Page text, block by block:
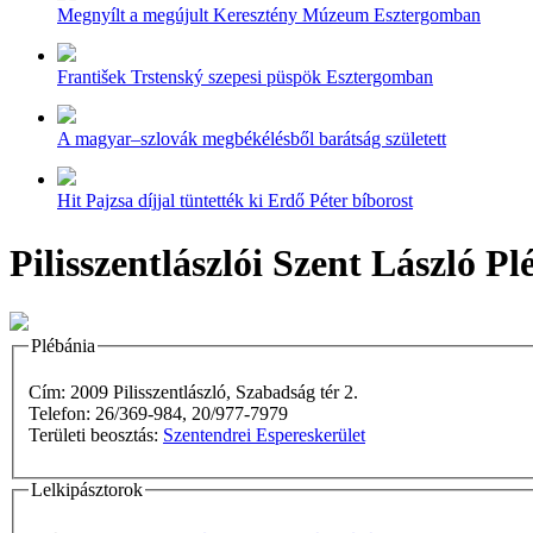
Megnyílt a megújult Keresztény Múzeum Esztergomban
František Trstenský szepesi püspök Esztergomban
A magyar–szlovák megbékélésből barátság született
Hit Pajzsa díjjal tüntették ki Erdő Péter bíborost
Pilisszentlászlói Szent László
Plébánia
Cím: 2009 Pilisszentlászló, Szabadság tér 2.
Telefon: 26/369-984, 20/977-7979
Területi beosztás: Szentendrei Espereskerület
Lelkipásztorok